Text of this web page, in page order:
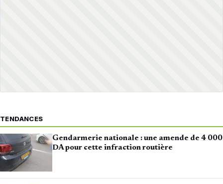
TENDANCES
Gendarmerie nationale : une amende de 4 000
DA pour cette infraction routière